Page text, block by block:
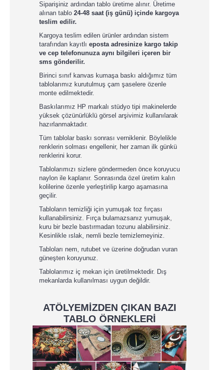
Siparişiniz ardından tablo üretime alınır. Üretime
alınan tablo 24-48 saat (iş günü) içinde kargoya
teslim edilir.
Kargoya teslim edilen ürünler ardından sistem
tarafından kayıtlı eposta adresinize kargo takip
ve cep telefonunuza aynı bilgileri içeren bir
sms gönderilir.
Birinci sınıf kanvas kumaşa baskı aldığımız tüm
tablolarımız kurutulmuş çam şaselere özenle
monte edilmektedir.
Baskılarımız HP markalı stüdyo tipi makinelerde
yüksek çözünürlüklü görsel arşivimiz kullanılarak
hazırlanmaktadır.
Tüm tablolar baskı sonrası verniklenir. Böylelikle
renklerin solması engellenir, her zaman ilk günkü
renklerini korur.
Tablolarımızı sizlere göndermeden önce koruyucu
naylon ile kaplanır. Sonrasında özel üretim kalın
kolilerine özenle yerleştirilip kargo aşamasına
geçilir.
Tabloların temizliği için yumuşak toz fırçası
kullanabilirsiniz. Fırça bulamazsanız yumuşak,
kuru bir bezle bastırmadan tozunu alabilirsiniz.
Kesinlikle ıslak, nemli bezle temizlemeyiniz.
Tabloları nem, rutubet ve üzerine doğrudan vuran
güneşten koruyunuz.
Tablolarımız iç mekan için üretilmektedir. Dış
mekanlarda kullanılması uygun değildir.
ATÖLYEMİZDEN ÇIKAN BAZI
TABLO ÖRNEKLERİ